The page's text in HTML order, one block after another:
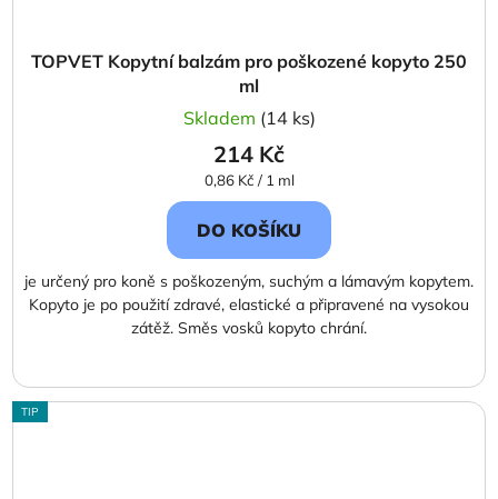
TOPVET Kopytní balzám pro poškozené kopyto 250
ml
Skladem (14 ks)
214 Kč
Měrná
cena:
0,86 Kč / 1 ml
DO KOŠÍKU
je určený pro koně s poškozeným, suchým a lámavým kopytem.
Kopyto je po použití zdravé, elastické a připravené na vysokou
zátěž. Směs vosků kopyto chrání.
TIP